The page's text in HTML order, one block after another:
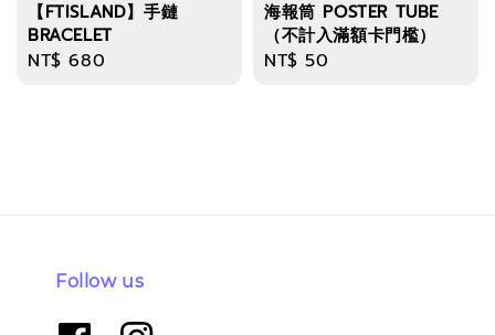
【FTISLAND】手鏈
BRACELET
Regular
NT$ 680
海報筒 POSTER TUBE
（不計入滿額卡門檻）
Regular
NT$ 50
Follow us